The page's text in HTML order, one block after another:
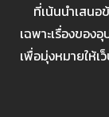
ที่เน้นนำเสน
เฉพาะเรื่องขอ
เพื่อมุ่งหมายให้